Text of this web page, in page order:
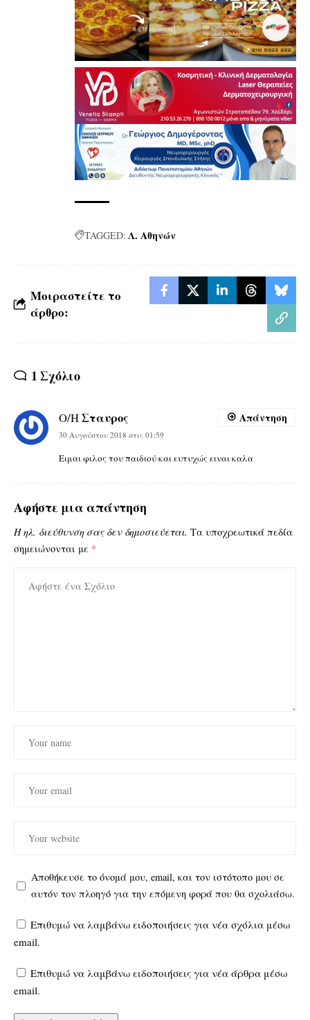
TAGGED: Λ. Αθηνών
Μοιραστείτε το
άρθρο:
1 Σχόλιο
Ο/ΗΣταυρος
30 Αυγούστου 2018 στις 01:59
Ειμαι φιλος του παιδιού και ευτυχώς ειναι καλα
Απάντηση
Αφήστε μια απάντηση
Η ηλ. διεύθυνση σας δεν δημοσιεύεται. Τα υποχρεωτικά πεδία
σημειώνονται με *
Αποθήκευσε το όνομά μου, email, και τον ιστότοπο μου σε
αυτόν τον πλοηγό για την επόμενη φορά που θα σχολιάσω.
Επιθυμώ να λαμβάνω ειδοποιήσεις για νέα σχόλια μέσω
email.
Επιθυμώ να λαμβάνω ειδοποιήσεις για νέα άρθρα μέσω
email.